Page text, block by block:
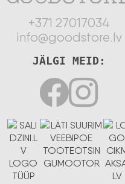
+371 27017034
info@goodstore.lv
JÄLGI MEID: